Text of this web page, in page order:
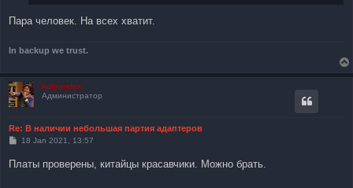
Пара человек. На всех хватит.
In backup we trust.
kolyandex
Администратор
Re: В наличии небольшая партия адаптеров
P
t
18 Jan 2021, 13:57
Платы проверены, китайцы красавчики. Можно брать.